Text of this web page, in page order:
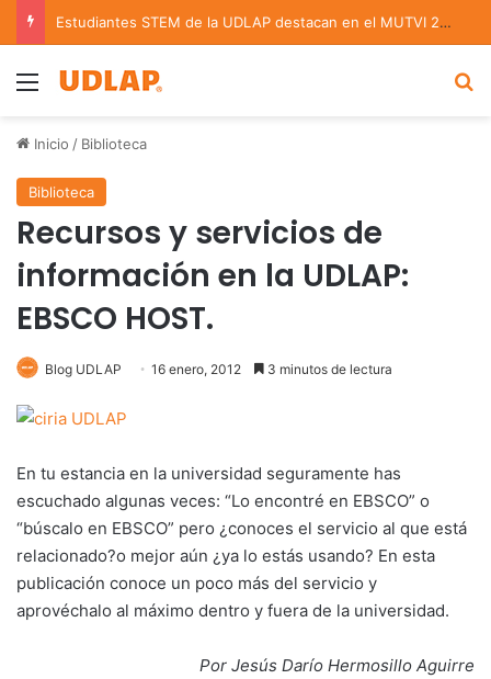
Estudiantes STEM de la UDLAP destacan en el MUTVI 2026
Menu
Inicio / Biblioteca
Biblioteca
Recursos y servicios de
información en la UDLAP:
EBSCO HOST.
Blog UDLAP 16 enero, 2012 3 minutos de lectura
En tu estancia en la universidad seguramente has
escuchado algunas veces: “Lo encontré en EBSCO” o
“búscalo en EBSCO” pero ¿conoces el servicio al que está
relacionado?o mejor aún ¿ya lo estás usando? En esta
publicación conoce un poco más del servicio y
aprovéchalo al máximo dentro y fuera de la universidad.
Por Jesús Darío Hermosillo Aguirre